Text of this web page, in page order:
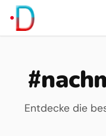
Entdecke die